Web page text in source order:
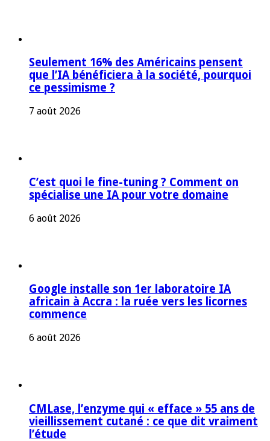
Seulement 16% des Américains pensent
que l’IA bénéficiera à la société, pourquoi
ce pessimisme ?
7 août 2026
C’est quoi le fine-tuning ? Comment on
spécialise une IA pour votre domaine
6 août 2026
Google installe son 1er laboratoire IA
africain à Accra : la ruée vers les licornes
commence
6 août 2026
CMLase, l’enzyme qui « efface » 55 ans de
vieillissement cutané : ce que dit vraiment
l’étude